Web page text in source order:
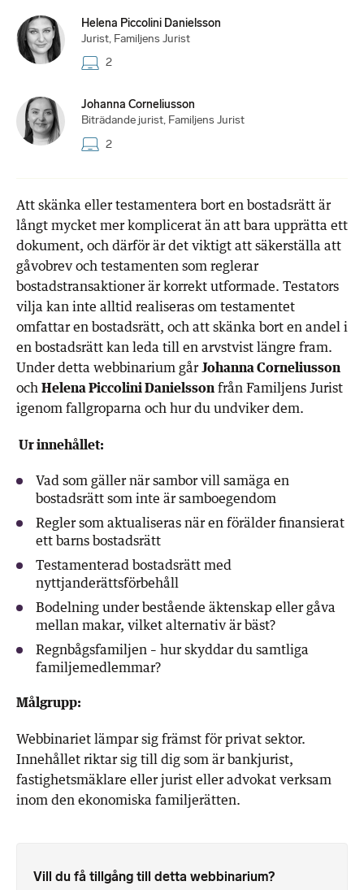
Helena Piccolini Danielsson
Jurist, Familjens Jurist
2
Johanna Corneliusson
Biträdande jurist, Familjens Jurist
2
Att skänka eller testamentera bort en bostadsrätt är
långt mycket mer komplicerat än att bara upprätta ett
dokument, och därför är det viktigt att säkerställa att
gåvobrev och testamenten som reglerar
bostadstransaktioner är korrekt utformade. Testators
vilja kan inte alltid realiseras om testamentet
omfattar en bostadsrätt, och att skänka bort en andel i
en bostadsrätt kan leda till en arvstvist längre fram.
Under detta webbinarium går Johanna Corneliusson
och Helena Piccolini Danielsson från Familjens Jurist
igenom fallgroparna och hur du undviker dem.
Ur innehållet:
Vad som gäller när sambor vill samäga en
bostadsrätt som inte är samboegendom
Regler som aktualiseras när en förälder finansierat
ett barns bostadsrätt
Testamenterad bostadsrätt med
nyttjanderättsförbehåll
Bodelning under bestående äktenskap eller gåva
mellan makar, vilket alternativ är bäst?
Regnbågsfamiljen – hur skyddar du samtliga
familjemedlemmar?
Målgrupp:
Webbinariet lämpar sig främst för privat sektor.
Innehållet riktar sig till dig som är bankjurist,
fastighetsmäklare eller jurist eller advokat verksam
inom den ekonomiska familjerätten.
Vill du få tillgång till detta webbinarium?